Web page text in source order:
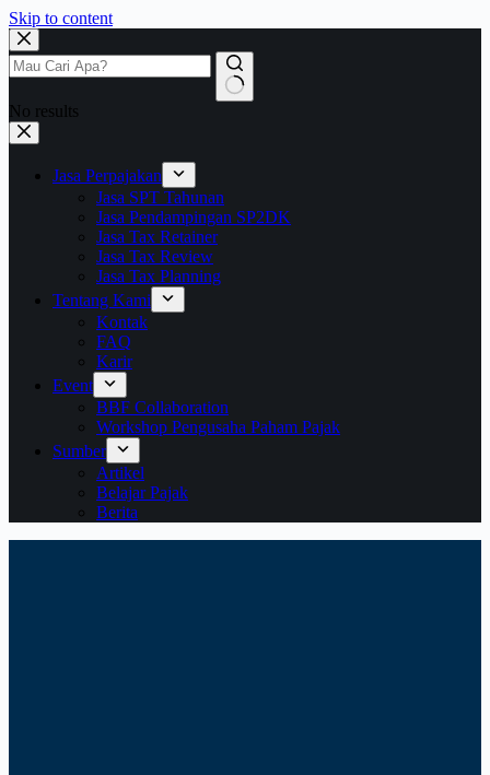
Skip to content
No results
Jasa Perpajakan
Jasa SPT Tahunan
Jasa Pendampingan SP2DK
Jasa Tax Retainer
Jasa Tax Review
Jasa Tax Planning
Tentang Kami
Kontak
FAQ
Karir
Event
BBF Collaboration
Workshop Pengusaha Paham Pajak
Sumber
Artikel
Belajar Pajak
Berita